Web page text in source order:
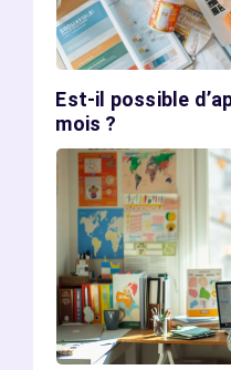
Est-il possible
mois ?